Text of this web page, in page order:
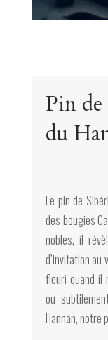
Pin
du
Le pin de
des bougies
nobles, il
d’invitation au
fleuri quand il
ou
Hannan, notre